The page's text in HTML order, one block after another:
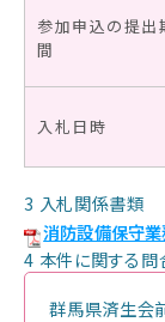
お知ら
参加申込の提出
間
入札日時
3 入札関係書類
消防設備保守業
4 本件に関する問
群馬県済生会